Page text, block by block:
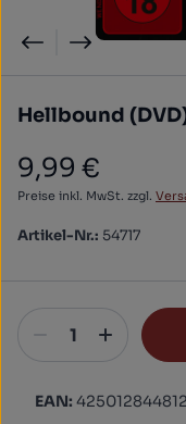
Hellbound
Regulärer Preis:
9,99 €
Preise inkl. MwSt. zzgl.
Artikel-Nr.: 54717
EAN: